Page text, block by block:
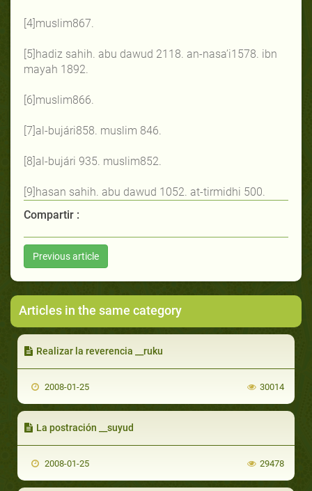
[4]muslim867.
[5]hadiz sahih. abu dawud 2118. an-nasa’i1578. ibn
mayah 1892.
[6]muslim866.
[7]al-bujári858. muslim 846.
[8]al-bujári 935. muslim852.
[9]hasan sahih. abu dawud 1052. at-tirmidhi 500.
Compartir :
Previous article
Articles in the same category
Realizar la reverencia __ruku
2008-01-25 30014
La postración __suyud
2008-01-25 29478